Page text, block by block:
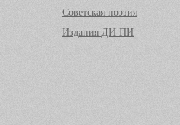
Советская поэзия
Издания ДИ-ПИ